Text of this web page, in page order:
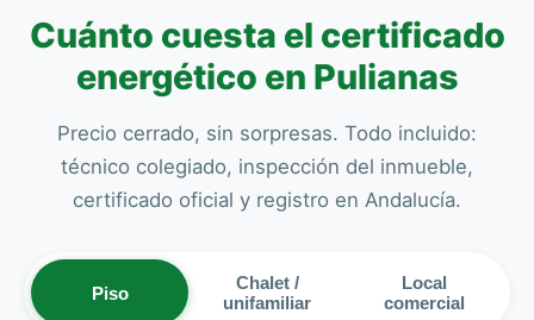
Cuánto cuesta el certificado
energético en Pulianas
Precio cerrado, sin sorpresas. Todo incluido:
técnico colegiado, inspección del inmueble,
certificado oficial y registro en Andalucía.
Piso
Chalet /
unifamiliar
Local
comercial